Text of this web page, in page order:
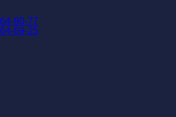
90-77
89-25